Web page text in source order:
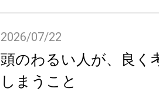
2026/07/22
頭のわるい人が、良く
しまうこと